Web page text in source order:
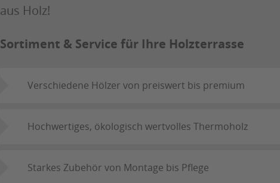
aus Holz!
Sortiment & Service für Ihre Holzterrasse
Verschiedene Hölzer von preiswert bis premium
Hochwertiges, ökologisch wertvolles Thermoholz
Starkes Zubehör von Montage bis Pflege